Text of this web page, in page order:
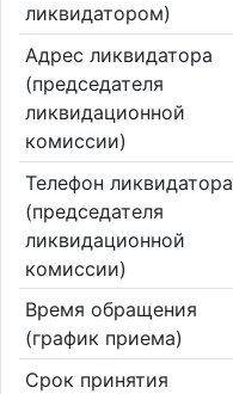
ликвидатором)
Адрес ликвидатора
(председателя
ликвидационной
комиссии)
Телефон ликвидатора
(председателя
ликвидационной
комиссии)
Время обращения
(график приема)
Срок принятия